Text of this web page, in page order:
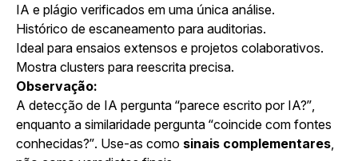
IA e plágio verificados em uma única análise.
Histórico de escaneamento para auditorias.
Ideal para ensaios extensos e projetos colaborativos.
Mostra clusters para reescrita precisa.
Observação:
A detecção de IA pergunta “parece escrito por IA?”,
enquanto a similaridade pergunta “coincide com fontes
conhecidas?”. Use-as como sinais complementares